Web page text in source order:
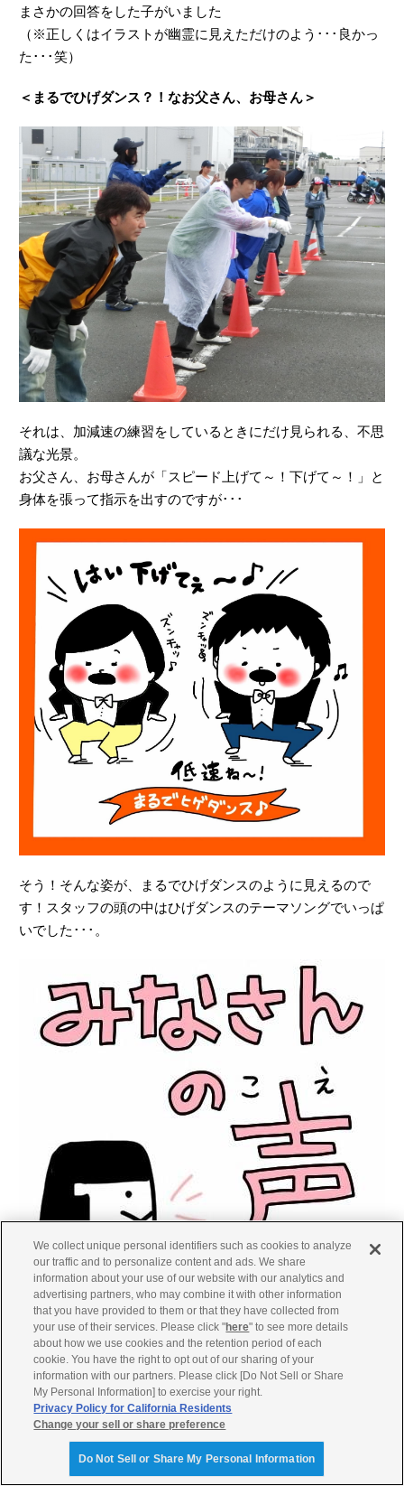
まさかの回答をした子がいました
（※正しくはイラストが幽霊に見えただけのよう･･･良かっ
た･･･笑）
＜まるでひげダンス？！なお父さん、お母さん＞
それは、加減速の練習をしているときにだけ見られる、不思
議な光景。
お父さん、お母さんが「スピード上げて～！下げて～！」と
身体を張って指示を出すのですが･･･
そう！そんな姿が、まるでひげダンスのように見えるので
す！スタッフの頭の中はひげダンスのテーマソングでいっぱ
いでした･･･。
トライコースに参加された親子の皆さんは
◎短時間でこんなに出来るようになってビックリしました
◎操作の前の安全確認や乗車する際の注意点など、自分では
気付かないような基本的なことから教えていただき、親子で
しっかりバイクに触れることが出来ました 最後に1人ずつ
アドバイスをいただけたのも良かったです
◎基本的な事が見事に身について先生の腕に驚かされまし
後ろ右をよく見る事は素晴らしいと思いました
We collect unique personal identifiers such as cookies to analyze
our traffic and to personalize content and ads. We share
information about your use of our website with our analytics and
advertising partners, who may combine it with other information
that you have provided to them or that they have collected from
your use of their services. Please click "here" to see more details
about how we use cookies and the retention period of each
cookie. You have the right to opt out of our sharing of your
information with our partners. Please click [Do Not Sell or Share
My Personal Information] to exercise your right.
Privacy Policy for California Residents
Change your sell or share preference
Do Not Sell or Share My Personal Information